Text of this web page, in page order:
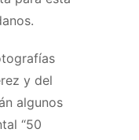
y del
algunos
“50